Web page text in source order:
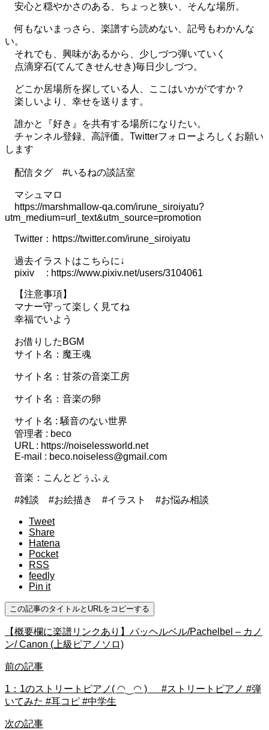
安心と穏やかさのある、ちょっと狭い、そんな場所。
何もないまっさら、楽譜すら読めない、記号もわかんな
い。
それでも、興味があるから、少しづつ弾いていく
点滴穿石(てんてきせんせき)毎日少しづつ。
どこか居場所を探している人、ここはいかがですか？
楽しいより、幸せを送ります。
誰かと『好き』を共有する場所になりたい。
チャンネル登録、高評価。Twitterフォローよろしくお願い
します
配信タグ #いるねの談話室
マシュマロ
https://marshmallow-qa.com/irune_siroiyatu?
utm_medium=url_text&utm_source=promotion
Twitter：https://twitter.com/irune_siroiyatu
過去イラストはこちらに↓
pixiv : https://www.pixiv.net/users/3104061
【注意事項】
マナー守って楽しく見てね
幸福でいよう
お借りしたBGM
サイト名：魔王魂
サイト名：甘茶の音楽工房
サイト名：音楽の卵
サイト名 : 騒音のない世界
管理者 : beco
URL : https://noiselessworld.net
E-mail : beco.noiseless@gmail.com
音楽：こんとどぅふぇ
#雑談 #お絵描き #イラスト #お悩み相談
Tweet
Share
Hatena
Pocket
RSS
feedly
Pin it
この記事のタイトルとURLをコピーする
【概要欄に楽譜リンクあり】パッヘルベル/Pachelbel – カノ
ン/ Canon (上級ピアノソロ)
前の記事
1：1のストリートピアノ( ◠‿◠ ) #ストリートピアノ #弾
いてみた #耳コピ #中学生
次の記事